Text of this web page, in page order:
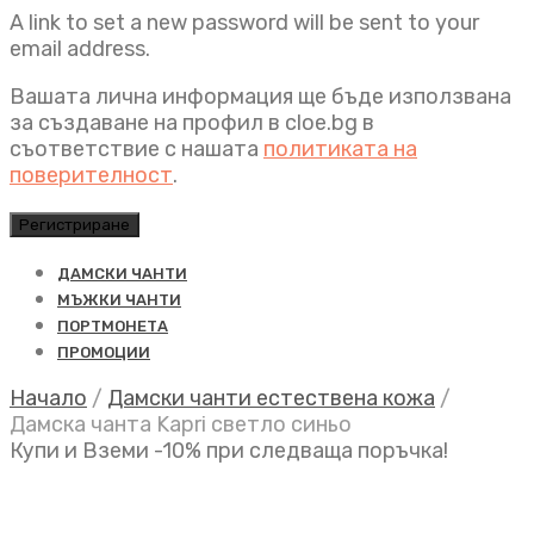
A link to set a new password will be sent to your
email address.
Вашата лична информация ще бъде използвана
за създаване на профил в cloe.bg в
съответствие с нашата политиката на
поверителност.
Регистриране
ДАМСКИ ЧАНТИ
МЪЖКИ ЧАНТИ
ПОРТМОНЕТА
ПРОМОЦИИ
Начало / Дамски чанти естествена кожа /
Дамска чанта Kapri светло синьо
Купи и Вземи -10% при следваща поръчка!